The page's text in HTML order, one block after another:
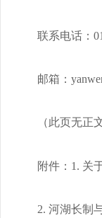
联系电话：
邮箱：
（此页无正文
附件：1. 关于
2. 河湖长制与